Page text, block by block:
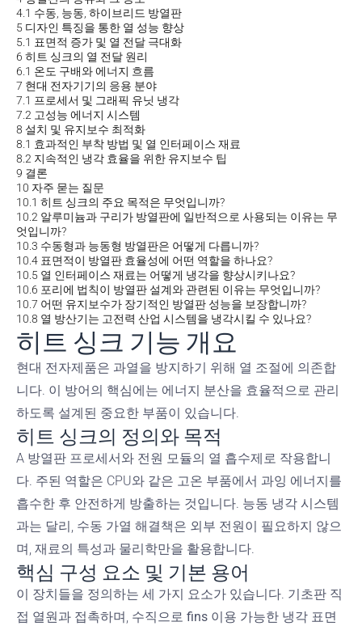
4.1 수동, 능동, 하이브리드 방열판
5 디자인 특징을 통한 열 성능 향상
5.1 표면적 증가 및 열 전달 극대화
6 히트 싱크의 열 전달 원리
6.1 온도 구배와 에너지 흐름
7 현대 전자기기의 응용 분야
7.1 프로세서 및 그래픽 유닛 냉각
7.2 고성능 에너지 시스템
8 설치 및 유지보수 최적화
8.1 효과적인 부착 방법 및 열 인터페이스 재료
8.2 지속적인 냉각 효율을 위한 유지보수 팁
9 결론
10 자주 묻는 질문
10.1 히트 싱크의 주요 목적은 무엇입니까?
10.2 알루미늄과 구리가 방열판에 일반적으로 사용되는 이유는 무
엇입니까?
10.3 수동형과 능동형 방열판은 어떻게 다릅니까?
10.4 표면적이 방열판 효율성에 어떤 역할을 하나요?
10.5 열 인터페이스 재료는 어떻게 냉각을 향상시키나요?
10.6 포리에 법칙이 방열판 설계와 관련된 이유는 무엇입니까?
10.7 어떤 유지보수가 장기적인 방열판 성능을 보장합니까?
10.8 열 방산기는 고전력 산업 시스템을 냉각시킬 수 있나요?
히트 싱크 기능 개요
현대 전자제품은 과열을 방지하기 위해 열 조절에 의존합
니다. 이 방어의 핵심에는 에너지 분산을 효율적으로 관리
하도록 설계된 중요한 부품이 있습니다.
히트 싱크의 정의와 목적
A 방열판 프로세서와 전원 모듈의 열 흡수제로 작용합니
다. 주된 역할은 CPU와 같은 고온 부품에서 과잉 에너지를
흡수한 후 안전하게 방출하는 것입니다. 능동 냉각 시스템
과는 달리, 수동 가열 해결책은 외부 전원이 필요하지 않으
며, 재료의 특성과 물리학만을 활용합니다.
핵심 구성 요소 및 기본 용어
이 장치들을 정의하는 세 가지 요소가 있습니다. 기초판 직
접 열원과 접촉하며, 수직으로 fins 이용 가능한 냉각 표면